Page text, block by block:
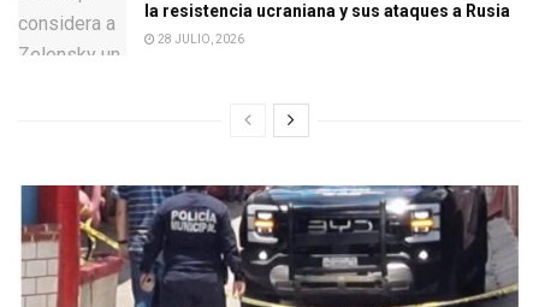
la resistencia ucraniana y sus ataques a Rusia
28 JULIO, 2026